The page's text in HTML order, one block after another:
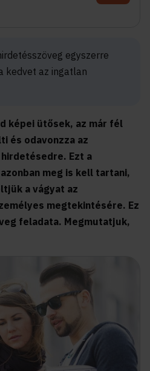
egyszerre
kedvet az ingatlan
képei ütősek, az már fél
és odavonzza az
Ezt a
meg is kell tartani,
a vágyat az
megtekintésére. Ez
feladata. Megmutatjuk,